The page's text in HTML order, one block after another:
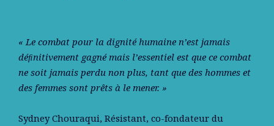
« Le combat pour la dignité humaine n’est jamais
déﬁnitivement gagné mais l’essentiel est que ce combat
ne soit jamais perdu non plus, tant que des hommes et
des femmes sont prêts à le mener. »
Sydney Chouraqui, Résistant, co-fondateur du